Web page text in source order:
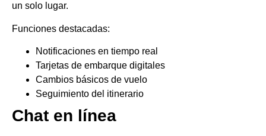
un solo lugar.
Funciones destacadas:
Notificaciones en tiempo real
Tarjetas de embarque digitales
Cambios básicos de vuelo
Seguimiento del itinerario
Chat en línea